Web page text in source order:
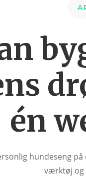
én
hundeseng
værktøj og